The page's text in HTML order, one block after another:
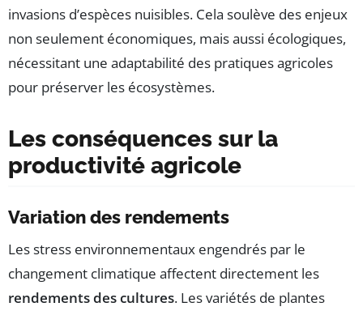
invasions d’espèces nuisibles. Cela soulève des enjeux
non seulement économiques, mais aussi écologiques,
nécessitant une adaptabilité des pratiques agricoles
pour préserver les écosystèmes.
Les conséquences sur la
productivité agricole
Variation des rendements
Les stress environnementaux engendrés par le
changement climatique affectent directement les
rendements des cultures. Les variétés de plantes